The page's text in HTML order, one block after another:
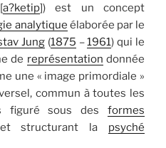
a?ketip]) est un concept
analytique élaborée par le
Jung (1875 –1961) qui le
de représentation donnée
une « image primordiale »
commun à toutes les
figuré sous des formes
structurant la psyché